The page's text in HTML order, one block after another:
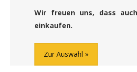
Wir freuen uns, dass
einkaufen.
Zur Auswahl